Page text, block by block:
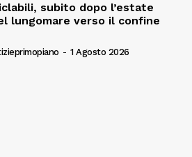
subito dopo l’estate
lungomare verso il confine
- 1 Agosto 2026